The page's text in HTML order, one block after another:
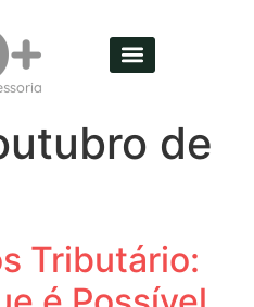
de
Tributário: